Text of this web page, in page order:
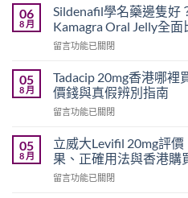
效
而
鋼
必
利
勁
怎
選？
2026
效
06
8 月
Sildenafil學名藥邊隻好
Kamagra Oral Jelly全面
在
學
名
藥
邊
好？
Cenforce-
100、
Kamagra
留言功能已關閉
05
8 月
Tadacip 20mg香港哪裡
價錢與真假辨別指南
在
20mg
香
港
哪
留言功能已關閉
05
8 月
立威大Levifil 20mg評
果、正確用法與香港購
在
留言功能已關閉